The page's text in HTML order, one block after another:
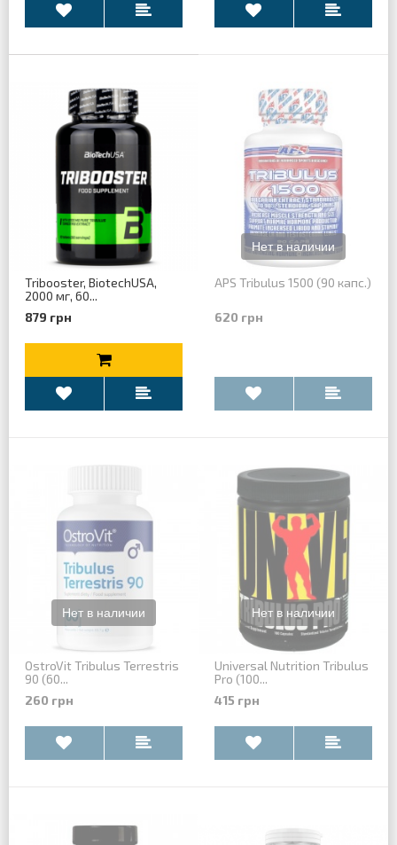
Tribooster, BiotechUSA,
2000 мг, 60...
879 грн
APS Tribulus 1500 (90 капс.)
620 грн
OstroVit Tribulus Terrestris
90 (60...
260 грн
Universal Nutrition Tribulus
Pro (100...
415 грн